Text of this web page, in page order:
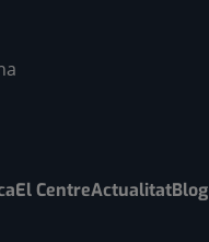
El CentreActualitatBlog